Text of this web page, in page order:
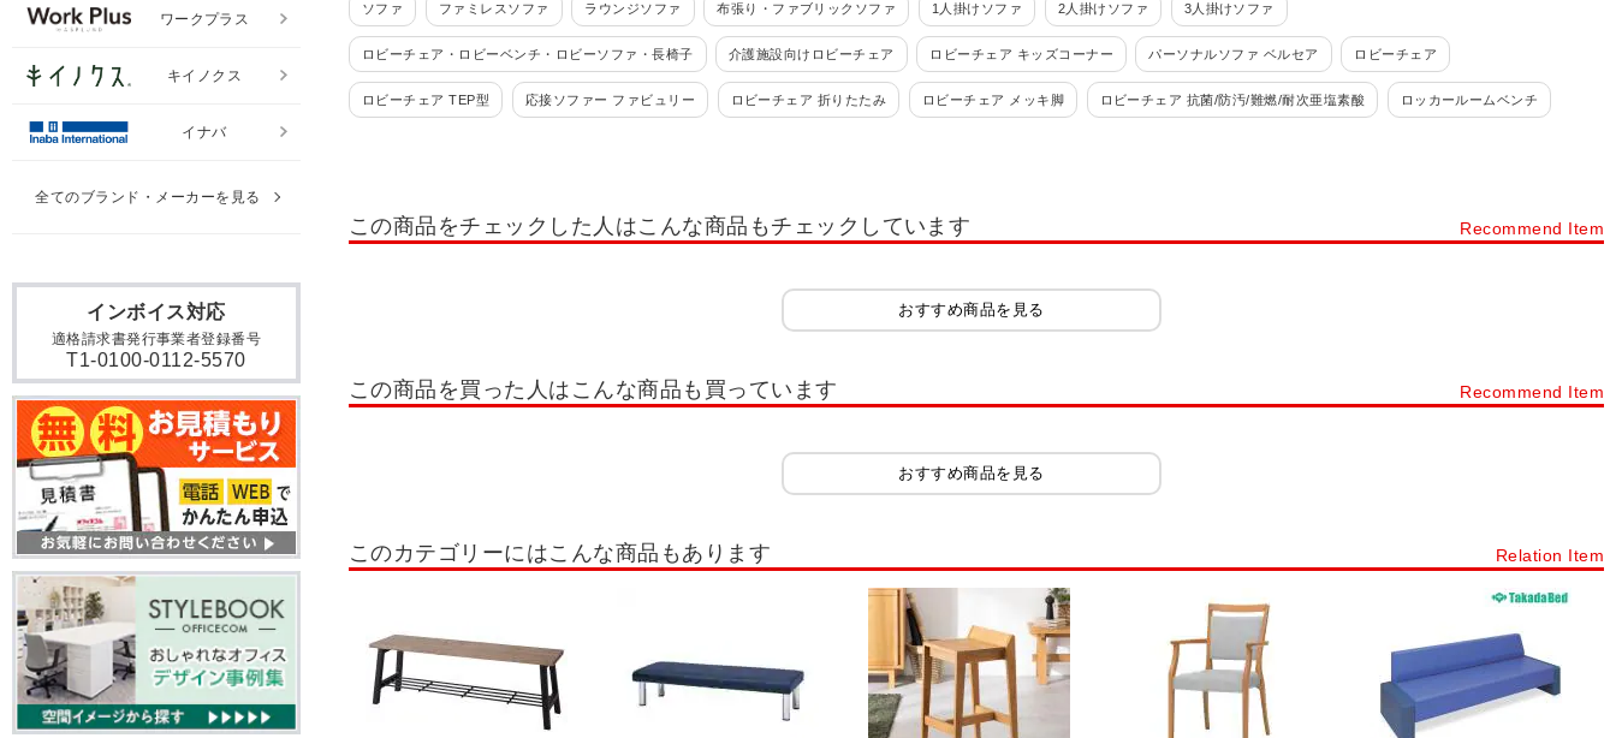
ソファ ファミレスソファ ラウンジソファ 布張り・ファブリックソファ 1人掛けソファ 2人掛けソファ 3人掛けソファ
ロビーチェア・ロビーベンチ・ロビーソファ・長椅子 介護施設向けロビーチェア ロビーチェア キッズコーナー パーソナルソファ ベルセア ロビーチェア
ロビーチェア TEP型 応接ソファー ファビュリー ロビーチェア 折りたたみ ロビーチェア メッキ脚 ロビーチェア 抗菌/防汚/難燃/耐次亜塩素酸 ロッカールームベンチ
オフィスソファー・応接ソファー ソファーカバー
この商品をチェックした人はこんな商品もチェックしています Recommend Item
おすすめ商品を見る
この商品を買った人はこんな商品も買っています Recommend Item
おすすめ商品を見る
このカテゴリーにはこんな商品もあります Relation Item
インボイス対応
適格請求書発行事業者登録番号
T1-0100-0112-5570
ワークプラス
キイノクス
イナバ
全てのブランド・メーカーを見る